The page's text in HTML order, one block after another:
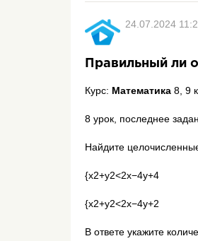
24.07.2024
Правильный ли
Курс: Математика 8, 9
8 урок, последнее
Найдите
{x2+y2<2x−4y+4
{x2+y2<2x−4y+2
В ответе укажите